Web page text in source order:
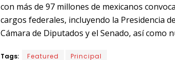
con más de 97 millones de mexicanos
cargos federales, incluyendo la Presidencia
Cámara de Diputados y el Senado, así como
Tags: Featured Principal